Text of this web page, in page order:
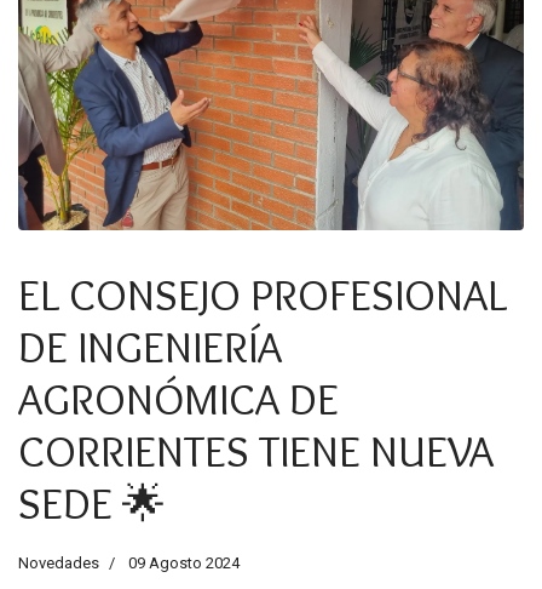
EL CONSEJO PROFESIONAL
DE INGENIERÍA
AGRONÓMICA DE
CORRIENTES TIENE NUEVA
SEDE 🌟
Novedades 09 Agosto 2024